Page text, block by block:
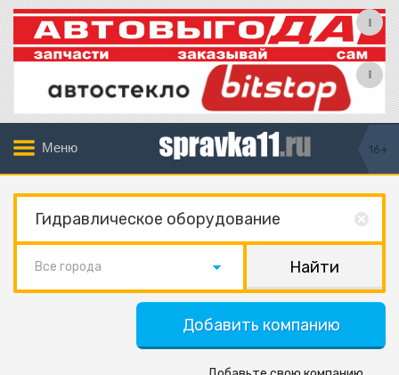
Меню 16+
Все города
Добавить компанию